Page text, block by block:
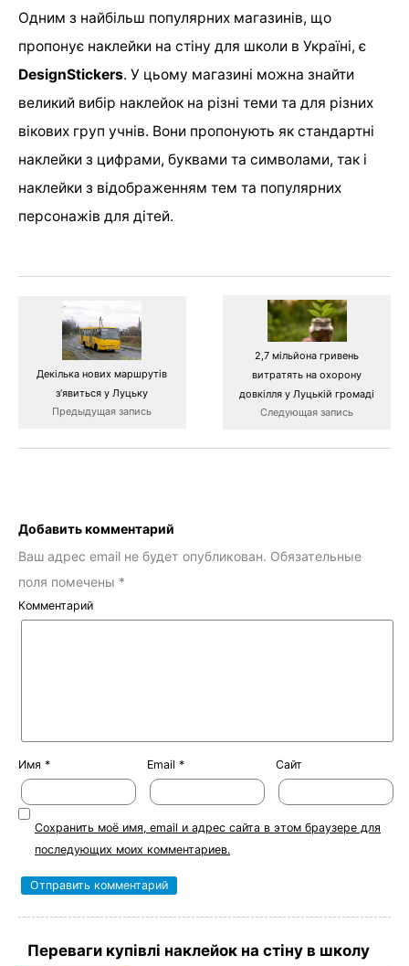
Одним з найбільш популярних магазинів, що
пропонує наклейки на стіну для школи в Україні, є
DesignStickers. У цьому магазині можна знайти
великий вибір наклейок на різні теми та для різних
вікових груп учнів. Вони пропонують як стандартні
наклейки з цифрами, буквами та символами, так і
наклейки з відображенням тем та популярних
персонажів для дітей.
Декілька нових маршрутів
з‘явиться у Луцьку
Предыдущая запись
2,7 мільйона гривень
витратять на охорону
довкілля у Луцькій громаді
Следующая запись
Добавить комментарий
Ваш адрес email не будет опубликован. Обязательные
поля помечены *
Комментарий
Имя * Email * Сайт
Сохранить моё имя, email и адрес сайта в этом браузере для
последующих моих комментариев.
Переваги купівлі наклейок на стіну в школу